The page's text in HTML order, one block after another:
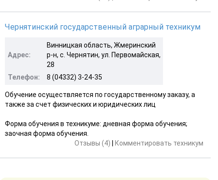
Чернятинский государственный аграрный техникум
Адрес:
Винницкая область, Жмеринский
р-н, с. Чернятин, ул. Первомайская,
28
Телефон:
8 (04332) 3-24-35
Обучение осуществляется по государственному заказу, а
также за счет физических и юридических лиц
Форма обучения в техникуме: дневная форма обучения;
заочная форма обучения.
Отзывы (4)
Комментировать техникум